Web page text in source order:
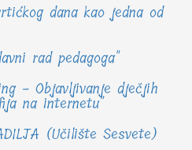
dana kao jedna od
rad pedagoga"
- Objavljivanje dječjih
na internetu"
(Učilište Sesvete)